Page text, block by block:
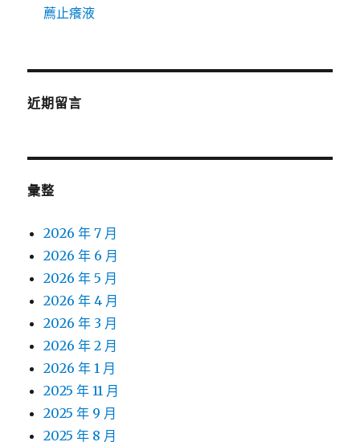
薦止癢液
近期留言
彙整
2026 年 7 月
2026 年 6 月
2026 年 5 月
2026 年 4 月
2026 年 3 月
2026 年 2 月
2026 年 1 月
2025 年 11 月
2025 年 9 月
2025 年 8 月